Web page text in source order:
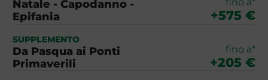
Natale - Capodanno -
Epifania
+575 €
SUPPLEMENTO
Da Pasqua ai Ponti
Primaverili
fino a*
+205 €